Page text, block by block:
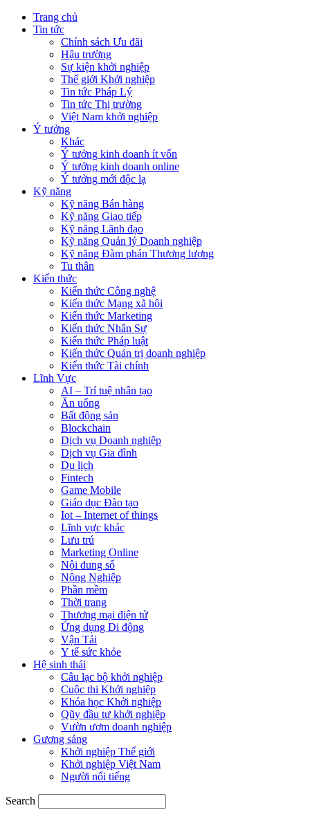
Trang chủ
Tin tức
Chính sách Ưu đãi
Hậu trường
Sự kiện khởi nghiệp
Thế giới Khởi nghiệp
Tin tức Pháp Lý
Tin tức Thị trường
Việt Nam khởi nghiệp
Ý tưởng
Khác
Ý tưởng kinh doanh ít vốn
Ý tưởng kinh doanh online
Ý tưởng mới độc lạ
Kỹ năng
Kỹ năng Bán hàng
Kỹ năng Giao tiếp
Kỹ năng Lãnh đạo
Kỹ năng Quản lý Doanh nghiệp
Kỹ năng Đàm phán Thương lượng
Tu thân
Kiến thức
Kiến thức Công nghệ
Kiến thức Mạng xã hội
Kiến thức Marketing
Kiến thức Nhân Sự
Kiến thức Pháp luật
Kiến thức Quản trị doanh nghiệp
Kiến thức Tài chính
Lĩnh Vực
AI – Trí tuệ nhân tạo
Ăn uống
Bất động sản
Blockchain
Dịch vụ Doanh nghiệp
Dịch vụ Gia đình
Du lịch
Fintech
Game Mobile
Giáo dục Đào tạo
Iot – Internet of things
Lĩnh vực khác
Lưu trú
Marketing Online
Nội dung số
Nông Nghiệp
Phần mềm
Thời trang
Thương mại điện tử
Ứng dụng Di động
Vận Tải
Y tế sức khỏe
Hệ sinh thái
Câu lạc bộ khởi nghiệp
Cuộc thi Khởi nghiệp
Khóa học Khởi nghiệp
Qũy đầu tư khởi nghiệp
Vườn ươm doanh nghiệp
Gương sáng
Khởi nghiệp Thế giới
Khởi nghiệp Việt Nam
Người nổi tiếng
Search